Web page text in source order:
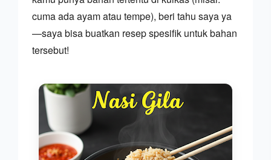
cuma ada ayam atau tempe), beri tahu saya ya
—saya bisa buatkan resep spesifik untuk bahan
tersebut!